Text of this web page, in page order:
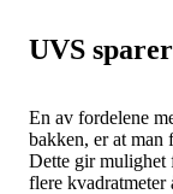
UVS
En av fordelene
bakken, er at man
Dette gir mulighet
flere kvadratmeter